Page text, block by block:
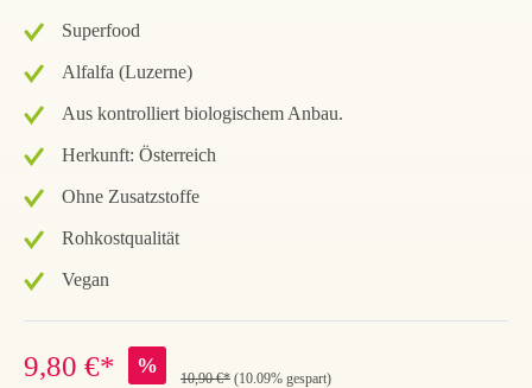
Superfood
Alfalfa (Luzerne)
Aus kontrolliert biologischem Anbau.
Herkunft: Österreich
Ohne Zusatzstoffe
Rohkostqualität
Vegan
9,80 €* %
10,90 €* (10.09% gespart)